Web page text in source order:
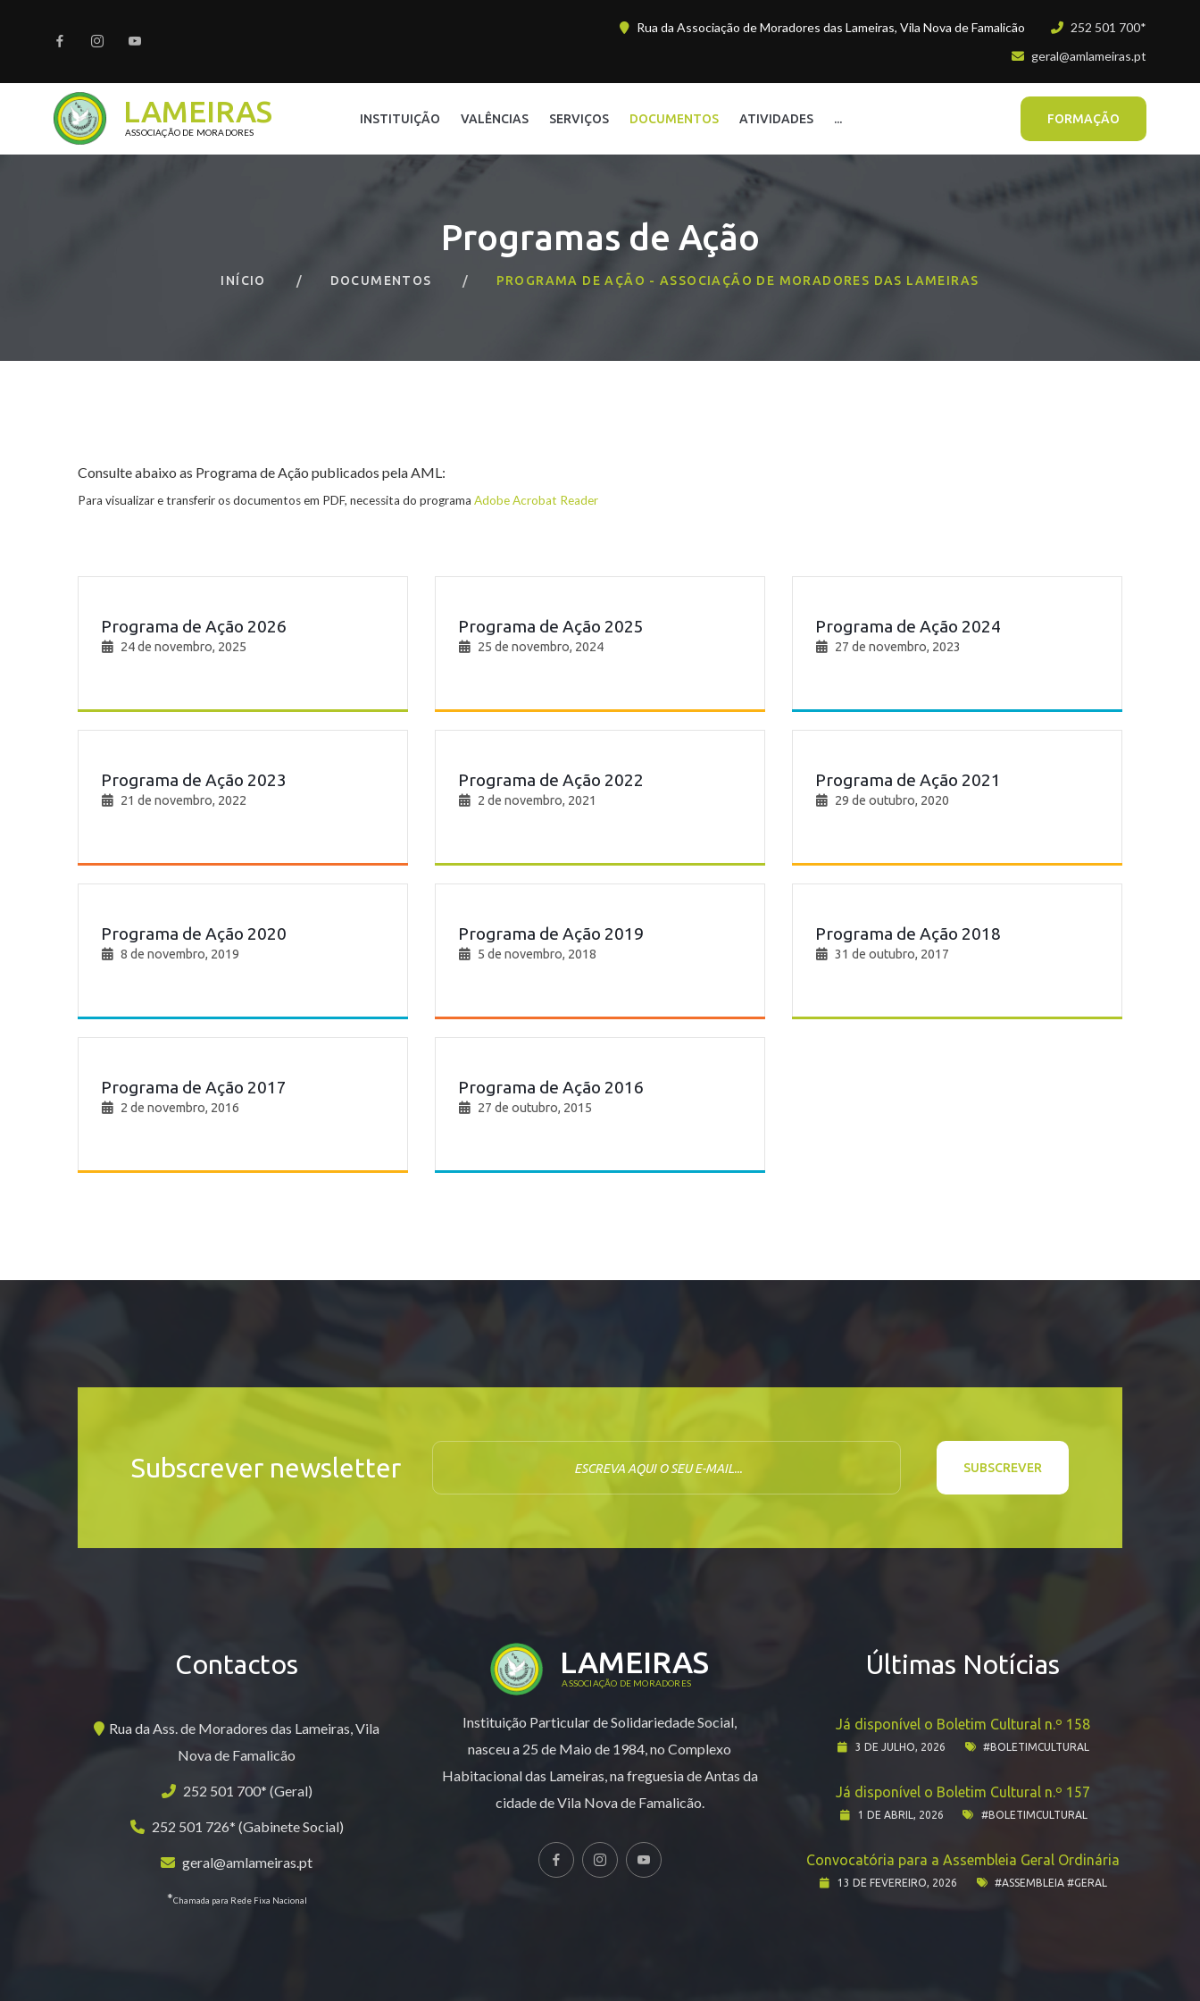
Rua da Associação de Moradores das Lameiras, Vila Nova de Famalicão
252 501 700*
geral@amlameiras.pt
LAMEIRAS
ASSOCIAÇÃO DE MORADORES
INSTITUIÇÃO VALÊNCIAS SERVIÇOS DOCUMENTOS ATIVIDADES ... FORMAÇÃO
Programas de Ação
INÍCIO DOCUMENTOS PROGRAMA DE AÇÃO - ASSOCIAÇÃO DE MORADORES DAS LAMEIRAS
Consulte abaixo as Programa de Ação publicados pela AML:
Para visualizar e transferir os documentos em PDF, necessita do programa Adobe Acrobat Reader
Programa de Ação 2026
24 de novembro, 2025
Programa de Ação 2025
25 de novembro, 2024
Programa de Ação 2024
27 de novembro, 2023
Programa de Ação 2023
21 de novembro, 2022
Programa de Ação 2022
2 de novembro, 2021
Programa de Ação 2021
29 de outubro, 2020
Programa de Ação 2020
8 de novembro, 2019
Programa de Ação 2019
5 de novembro, 2018
Programa de Ação 2018
31 de outubro, 2017
Programa de Ação 2017
2 de novembro, 2016
Programa de Ação 2016
27 de outubro, 2015
Subscrever newsletter E-mail
SUBSCREVER
LAMEIRAS
ASSOCIAÇÃO DE MORADORES
Instituição Particular de Solidariedade Social,
nasceu a 25 de Maio de 1984, no Complexo
Habitacional das Lameiras, na freguesia de Antas da
cidade de Vila Nova de Famalicão.
Contactos
Rua da Ass. de Moradores das Lameiras, Vila
Nova de Famalicão
252 501 700* (Geral)
252 501 726* (Gabinete Social)
geral@amlameiras.pt
*Chamada para Rede Fixa Nacional
Últimas Notícias
Já disponível o Boletim Cultural n.º 158
3 DE JULHO, 2026 #BOLETIMCULTURAL
Já disponível o Boletim Cultural n.º 157
1 DE ABRIL, 2026 #BOLETIMCULTURAL
Convocatória para a Assembleia Geral Ordinária
13 DE FEVEREIRO, 2026 #ASSEMBLEIA #GERAL